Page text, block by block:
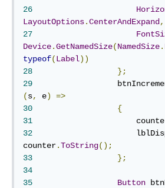
26
LayoutOptions.CenterAndExpand ,
27
Device.GetNamedSize(NamedSize.
typeof(Label))
28
};
29
(s, e)
=>
30
{
31
32
counter.ToString();
33
};
34
35
Button